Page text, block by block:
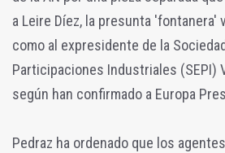
a Leire Díez, la presunta 'fontanera'
como al expresidente de la
Participaciones Industriales (SEPI)
según han confirmado a Europa
Pedraz ha ordenado que los